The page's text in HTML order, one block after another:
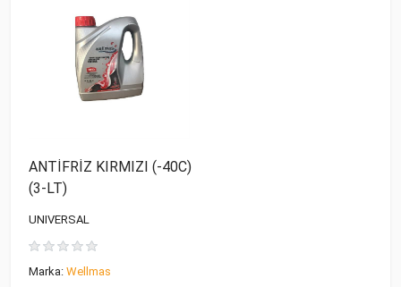
ANTİFRİZ KIRMIZI (-40C)
(3-LT)
UNIVERSAL
Marka: Wellmas